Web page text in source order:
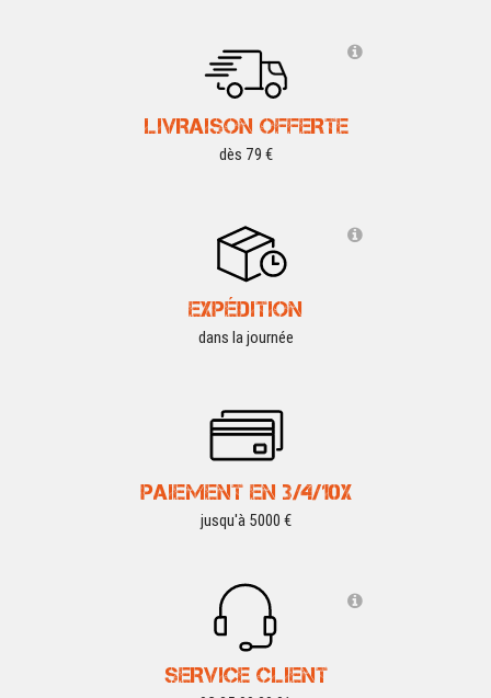
LIVRAISON OFFERTE
dès 79 €
EXPÉDITION
dans la journée
PAIEMENT EN 3/4/10X
jusqu'à 5000 €
SERVICE CLIENT